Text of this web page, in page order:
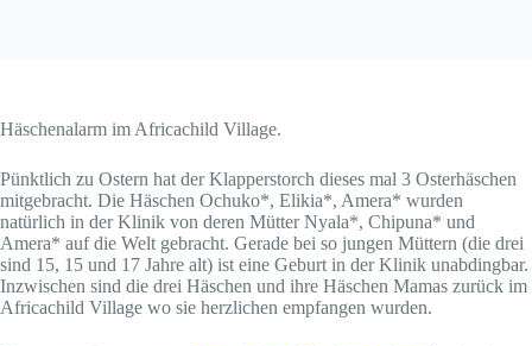
Häschenalarm im Africachild Village.
Pünktlich zu Ostern hat der Klapperstorch dieses mal 3 Osterhäschen
mitgebracht. Die Häschen Ochuko*, Elikia*, Amera* wurden
natürlich in der Klinik von deren Mütter Nyala*, Chipuna* und
Amera* auf die Welt gebracht. Gerade bei so jungen Müttern (die drei
sind 15, 15 und 17 Jahre alt) ist eine Geburt in der Klinik unabdingbar.
Inzwischen sind die drei Häschen und ihre Häschen Mamas zurück im
Africachild Village wo sie herzlichen empfangen wurden.